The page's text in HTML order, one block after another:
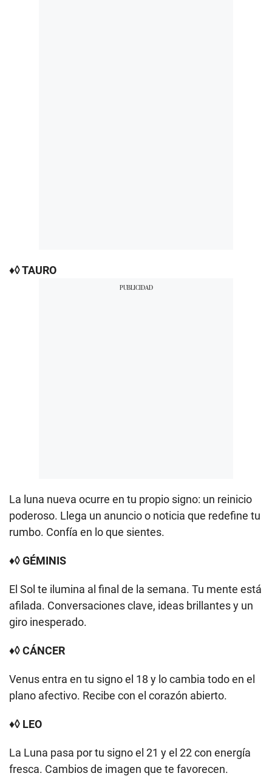
♦◊ TAURO
La luna nueva ocurre en tu propio signo: un reinicio
poderoso. Llega un anuncio o noticia que redefine tu
rumbo. Confía en lo que sientes.
♦◊ GÉMINIS
El Sol te ilumina al final de la semana. Tu mente está
afilada. Conversaciones clave, ideas brillantes y un
giro inesperado.
♦◊ CÁNCER
Venus entra en tu signo el 18 y lo cambia todo en el
plano afectivo. Recibe con el corazón abierto.
♦◊ LEO
La Luna pasa por tu signo el 21 y el 22 con energía
fresca. Cambios de imagen que te favorecen.